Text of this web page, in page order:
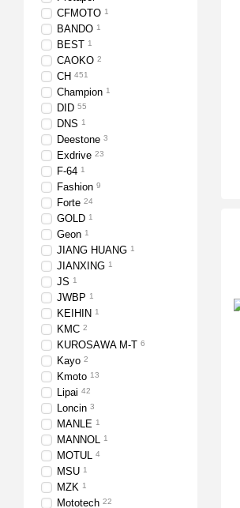
CFMOTO 1
BANDO 1
BEST 1
CAOKO 2
CH 451
Champion 1
DID 55
DNS 1
Deestone 3
Exdrive 23
F-64 1
Fashion 9
Forte 24
GOLD 1
Geon 1
JIANG HUANG 1
JIANXING 1
JS 1
JWBP 1
KEIHIN 1
KMC 2
KUROSAWA M-T 6
Kayo 2
Kmoto 13
Lipai 42
Loncin 3
MANLE 1
MANNOL 1
MOTUL 4
MSU 1
MZK 1
Mototech 22